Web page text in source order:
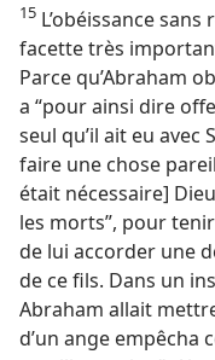
15 L’obéissance
facette très
Parce qu’Abraham
a “pour ainsi dire
seul qu’il ait eu avec
faire une chose
était nécessaire]
les morts”, pour
de lui accorder une
de ce fils. Dans un
Abraham allait
d’un ange empêcha